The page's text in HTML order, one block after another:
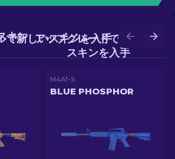
アップグレードでより良い
スキンを入手
で新しいスキンを入手
キン
M4A1-S
BLUE PHOSPHOR